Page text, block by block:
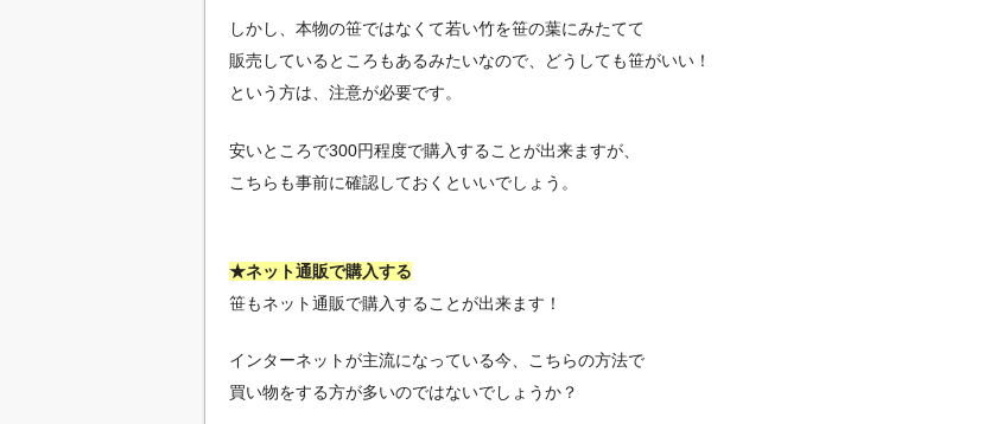
しかし、本物の笹ではなくて若い竹を笹の葉にみたてて
販売しているところもあるみたいなので、どうしても笹がいい！
という方は、注意が必要です。
安いところで300円程度で購入することが出来ますが、
こちらも事前に確認しておくといいでしょう。
★ネット通販で購入する
笹もネット通販で購入することが出来ます！
インターネットが主流になっている今、こちらの方法で
買い物をする方が多いのではないでしょうか？